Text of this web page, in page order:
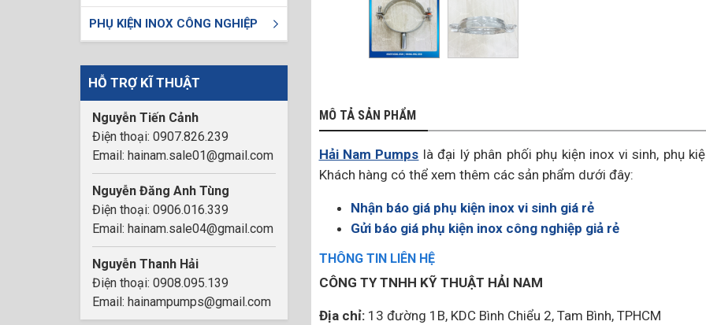
PHỤ KIỆN INOX CÔNG NGHIỆP
HỖ TRỢ KĨ THUẬT
Nguyễn Tiến Cảnh
Điện thoại: 0907.826.239
Email: hainam.sale01@gmail.com
Nguyễn Đăng Anh Tùng
Điện thoại: 0906.016.339
Email: hainam.sale04@gmail.com
Nguyễn Thanh Hải
Điện thoại: 0908.095.139
Email: hainampumps@gmail.com
MÔ TẢ SẢN PHẨM
Hải Nam Pumps là đại lý phân phối phụ kiện inox vi sinh, phụ
Khách hàng có thể xem thêm các sản phẩm dưới đây:
Nhận báo giá phụ kiện inox vi sinh giá rẻ
Gửi báo giá phụ kiện inox công nghiệp giả rẻ
THÔNG TIN LIÊN HỆ
CÔNG TY TNHH KỸ THUẬT HẢI NAM
Địa chỉ:13 đường 1B, KDC Bình Chiểu 2, Tam Bình, TPHCM